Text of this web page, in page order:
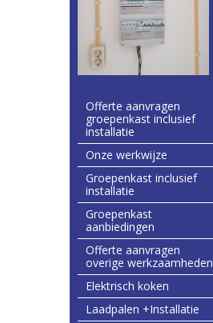
Offerte aanvragen
groepenkast inclusief
installatie
Onze werkwijze
Groepenkast inclusief
installatie
Groepenkast
aanbiedingen
Offerte aanvragen
overige werkzaamheden
Elektrisch koken
Laadpalen +Installatie